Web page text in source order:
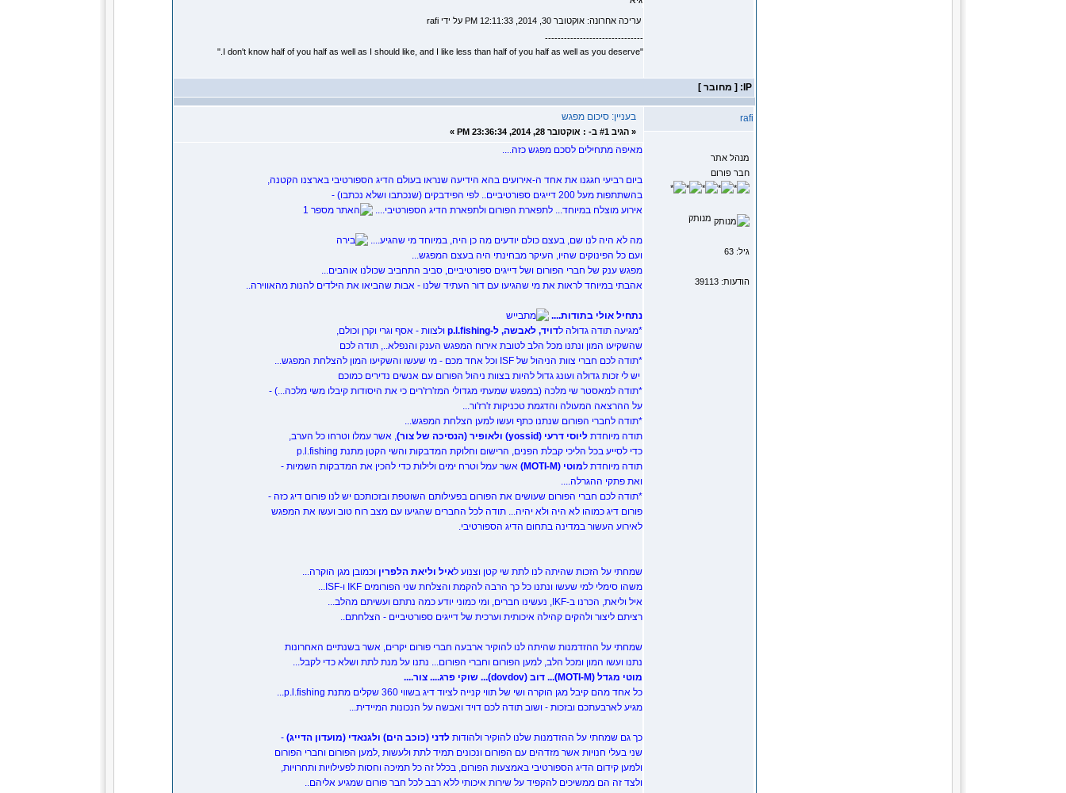
עריכה אחרונה: אוקטובר 30, 2014, 12:11:33 PM על ידי rafi
-------------------------------
"I don't know half of you half as well as I should like, and I like less than half of you half as well as you deserve."
rafi
מנהל אתר
חבר פורום
מנותק
גיל: 63
הודעות: 39113
בעניין: סיכום מפגש
« הגיב #1 ב- : אוקטובר 28, 2014, 23:36:34 PM »
מאיפה מתחילים לסכם מפגש כזה....
ביום רביעי חגגנו את אחד ה-אירועים בהא הידיעה שנראו בעולם הדיג הספורטיבי בארצנו הקטנה,
בהשתתפות מעל 200 דייגים ספורטיביים.. לפי הפידבקים (שנכתבו ושלא נכתבו) -
אירוע מוצלח במיוחד... לתפארת הפורום ולתפארת הדיג הספורטיבי....
מה לא היה לנו שם, בעצם כולם יודעים מה כן היה, במיוחד מי שהגיע....
ועם כל הפינוקים שהיו, העיקר מבחינתי היה בעצם המפגש...
מפגש ענק של חברי הפורום ושל דייגים ספורטיביים, סביב התחביב שכולנו אוהבים...
אהבתי במיוחד לראות את מי שהגיעו עם דור העתיד שלנו - אבות שהביאו את הילדים להנות מהאווירה..
נתחיל אולי בתודות....
*מגיעה תודה גדולה לדויד, לאבשה, ל-p.l.fishing
ולצוות - אסף וגרי וקרן וכולם,
שהשקיעו המון ונתנו מכל הלב לטובת אירוח המפגש הענק והנפלא.., תודה לכם
*תודה לכם חברי צוות הניהול של ISF וכל אחד מכם - מי שעשו והשקיעו המון להצלחת המפגש...
יש לי זכות גדולה ועונג גדול להיות בצוות ניהול הפורום עם אנשים נדירים כמוכם
*תודה למאסטר שי מלכה (במפגש שמעתי מגדולי המז'רז'רים כי את היסודות קיבלו משי מלכה...) -
על ההרצאה המעולה והדגמת טכניקות ז'רז'ור...
*תודה לחברי הפורום שנתנו כתף ועשו למען הצלחת המפגש...
תודה מיוחדת ליוסי דרעי (yossid) ולאופיר (הנסיכה של צור)
, אשר עמלו וטרחו כל הערב,
כדי לסייע בכל הליכי קבלת הפנים, הרישום וחלוקת המדבקות והשי הקטן מתנת p.l.fishing
תודה מיוחדת למוטי (MOTI-M)
אשר עמל וטרח ימים ולילות כדי להכין את המדבקות השמיות -
ואת פתקי ההגרלה....
*תודה לכם חברי הפורום שעושים את הפורום בפעילותם השוטפת ובזכותכם יש לנו פורום דיג כזה -
פורום דיג כמוהו לא היה ולא יהיה... תודה לכל החברים שהגיעו עם מצב רוח טוב ועשו את המפגש
לאירוע העשור במדינה בתחום הדיג הספורטיבי.
שמחתי על הזכות שהיתה לנו לתת שי קטן וצנוע לאיל וליאת הלפרין וכמובן מגן הוקרה...
משהו סימלי למי שעשו ונתנו כל כך הרבה להקמת והצלחת שני הפורומים IKF ו-ISF...
איל וליאת, הכרנו ב-IKF, נעשינו חברים, ומי כמוני יודע כמה נתתם ועשיתם מהלב...
רציתם ליצור ולהקים קהילה איכותית וערכית של דייגים ספורטיביים - הצלחתם..
שמחתי על ההזדמנות שהיתה לנו להוקיר ארבעה חברי פורום יקרים, אשר בשנתיים האחרונות
נתנו ועשו המון ומכל הלב, למען הפורום וחברי הפורום... נתנו על מנת לתת ושלא כדי לקבל...
מוטי מגדל (MOTI-M)... דוב (dovdov)... שוקי פרג.... צור....
כל אחד מהם קיבל מגן הוקרה ושי של תווי קנייה לציוד דיג בשווי 360 שקלים מתנת p.l.fishing...
מגיע לארבעתכם ובזכות - ושוב תודה לכם דויד ואבשה על הנכונות המיידית...
כך גם שמחתי על ההזדמנות שלנו להוקיר ולהודות לדני (כוכב הים) ולגנאדי (מועדון הדייג) -
שני בעלי חנויות אשר מזדהים עם הפורום ונכונים תמיד לתת ולעשות ,למען הפורום וחברי הפורום
ולמען קידום הדיג הספורטיבי באמצעות הפורום, בכלל זה כל תמיכה וחסות לפעילויות ותחרויות,
ולצד זה הם ממשיכים להקפיד על שירות איכותי ללא רבב לכל חבר פורום שמגיע אליהם..